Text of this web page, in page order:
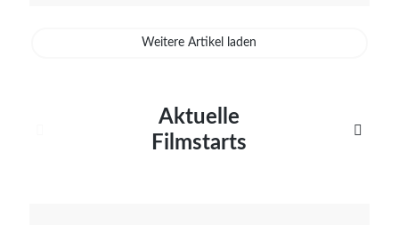
Weitere Artikel laden
Aktuelle
Filmstarts
